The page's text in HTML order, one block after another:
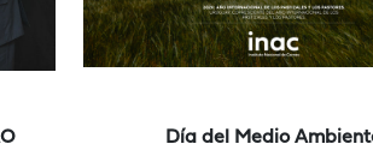
Día del Medio